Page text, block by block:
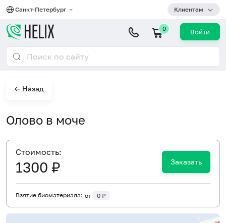
Санкт-Петербург Клиентам
0 Войти
← Назад
Олово в моче
Cтоимость:
1300 ₽ Заказать
Взятие биоматериала: от 0 ₽